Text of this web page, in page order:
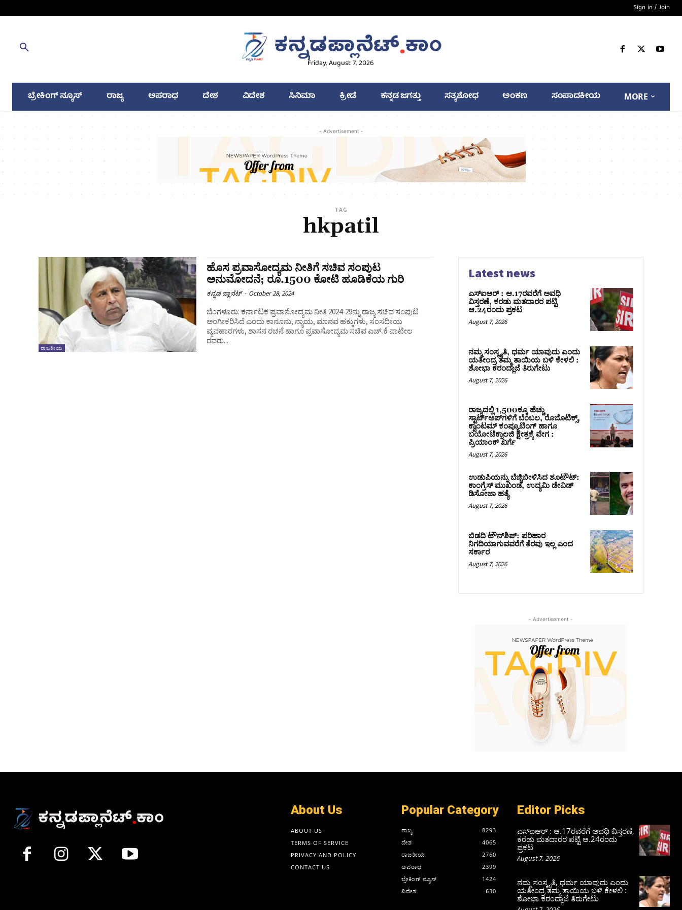
Sign in / Join
Friday, August 7, 2026
ಬ್ರೇಕಿಂಗ್ ನ್ಯೂಸ್ ರಾಜ್ಯ ಅಪರಾಧ ದೇಶ ವಿದೇಶ ಸಿನಿಮಾ ಕ್ರೀಡೆ ಕನ್ನಡ ಜಗತ್ತು ಸತ್ಯಶೋಧ ಅಂಕಣ ಸಂಪಾದಕೀಯ MORE
- Advertisement -
TAG
hkpatil
ರಾಜಕೀಯ
ಹೊಸ ಪ್ರವಾಸೋದ್ಯಮ ನೀತಿಗೆ ಸಚಿವ ಸಂಪುಟ
ಅನುಮೋದನೆ; ರೂ.1500 ಕೋಟಿ ಹೂಡಿಕೆಯ ಗುರಿ
ಕನ್ನಡ ಪ್ಲಾನೆಟ್ - October 28, 2024
ಬೆಂಗಳೂರು: ಕರ್ನಾಟಕ ಪ್ರವಾಸೋದ್ಯಮ ನೀತಿ 2024-29ನ್ನು ರಾಜ್ಯ ಸಚಿವ ಸಂಪುಟ
ಅಂಗೀಕರಿಸಿದೆ ಎಂದು ಕಾನೂನು, ನ್ಯಾಯ, ಮಾನವ ಹಕ್ಕುಗಳು, ಸಂಸದೀಯ
ವ್ಯವಹಾರಗಳು, ಶಾಸನ ರಚನೆ ಹಾಗೂ ಪ್ರವಾಸೋದ್ಯಮ ಸಚಿವ ಎಚ್.ಕೆ ಪಾಟೀಲ
ರವರು...
Latest news
ಎಸ್‌ಐಆರ್‌ : ಆ.17ರವರೆಗೆ ಅವಧಿ
ವಿಸ್ತರಣೆ, ಕರಡು ಮತದಾರರ ಪಟ್ಟಿ
ಆ.24ರಂದು ಪ್ರಕಟ
August 7, 2026
ನಮ್ಮ ಸಂಸ್ಕೃತಿ, ಧರ್ಮ ಯಾವುದು ಎಂದು
ಯತೀಂದ್ರ ತಮ್ಮ ತಾಯಿಯ ಬಳಿ ಕೇಳಲಿ :
ಶೋಭಾ ಕರಂದ್ಲಾಜೆ ತಿರುಗೇಟು
August 7, 2026
ರಾಜ್ಯದಲ್ಲಿ 1,500ಕ್ಕೂ ಹೆಚ್ಚು
ಸ್ಟಾರ್ಟ್‌ಅಪ್‌ಗಳಿಗೆ ಬೆಂಬಲ, ರೊಬೊಟಿಕ್ಸ್,
ಕ್ವಾಂಟಮ್ ಕಂಪ್ಯೂಟಿಂಗ್ ಹಾಗೂ
ಬಯೋಟೆಕ್ನಾಲಜಿ ಕ್ಷೇತ್ರಕ್ಕೆ ವೇಗ :
ಪ್ರಿಯಾಂಕ್‌ ಖರ್ಗೆ
August 7, 2026
ಉಡುಪಿಯನ್ನು ಬೆಚ್ಚಿಬೀಳಿಸಿದ ಶೂಟೌಟ್‌:
ಕಾಂಗ್ರೆಸ್‌ ಮುಖಂಡ, ಉದ್ಯಮಿ ಡೇವಿಡ್
ಡಿಸೋಜಾ ಹತ್ಯೆ
August 7, 2026
ಬಿಡದಿ ಟೌನ್‌ಶಿಪ್‌: ಪರಿಹಾರ
ನಿಗದಿಯಾಗುವವರೆಗೆ ತೆರವು ಇಲ್ಲ ಎಂದ
ಸರ್ಕಾರ
August 7, 2026
- Advertisement -
About Us
ABOUT US
TERMS OF SERVICE
PRIVACY AND POLICY
CONTACT US
Popular Category
ರಾಜ್ಯ
8293
ದೇಶ
4065
ರಾಜಕೀಯ
2760
ಅಪರಾಧ
2399
ಬ್ರೇಕಿಂಗ್ ನ್ಯೂಸ್
1424
ವಿದೇಶ
630
Editor Picks
ಎಸ್‌ಐಆರ್‌ : ಆ.17ರವರೆಗೆ ಅವಧಿ ವಿಸ್ತರಣೆ,
ಕರಡು ಮತದಾರರ ಪಟ್ಟಿ ಆ.24ರಂದು
ಪ್ರಕಟ
August 7, 2026
ನಮ್ಮ ಸಂಸ್ಕೃತಿ, ಧರ್ಮ ಯಾವುದು ಎಂದು
ಯತೀಂದ್ರ ತಮ್ಮ ತಾಯಿಯ ಬಳಿ ಕೇಳಲಿ :
ಶೋಭಾ ಕರಂದ್ಲಾಜೆ ತಿರುಗೇಟು